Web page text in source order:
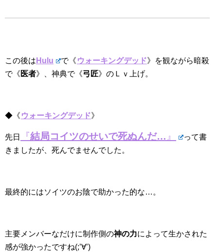
この後は Hulu で《 ウォーキングデッド》を観ながら暗殺
で《 医者》、神典で《弓匠》のＬｖ上げ。
◆《 ウォーキングデッド》
先日 『結局コイツのせいで死ぬんだ… 』
って書
きましたが、死んでませんでした。
最終的にはソイツのお陰で助かった的な…。
主要メンバーなだけに制作側の神の力によって生かされた
感が強かったですね(;’∀’)